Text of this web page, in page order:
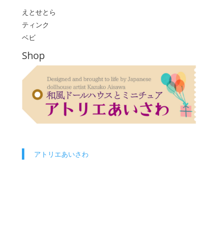
えとせとら
ティンク
ベビ
Shop
アトリエあいさわ